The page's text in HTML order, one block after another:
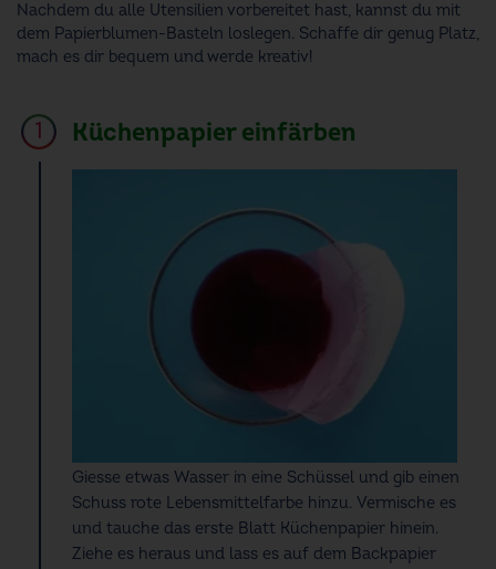
Nachdem du alle Utensilien vorbereitet hast, kannst du mit
dem Papierblumen-Basteln loslegen. Schaffe dir genug Platz,
mach es dir bequem und werde kreativ!
Küchenpapier einfärben
Giesse etwas Wasser in eine Schüssel und gib einen
Schuss rote Lebensmittelfarbe hinzu. Vermische es
und tauche das erste Blatt Küchenpapier hinein.
Ziehe es heraus und lass es auf dem Backpapier